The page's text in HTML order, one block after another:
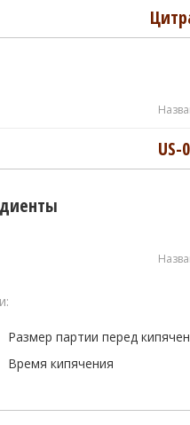
US-
Размер партии перед
Время кипячения